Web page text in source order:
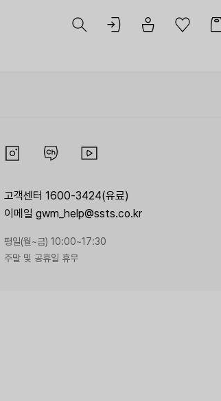
고객센터 1600-3424(유료)
이메일 gwm_help@ssts.co.kr
평일(월~금) 10:00~17:30
주말 및 공휴일 휴무